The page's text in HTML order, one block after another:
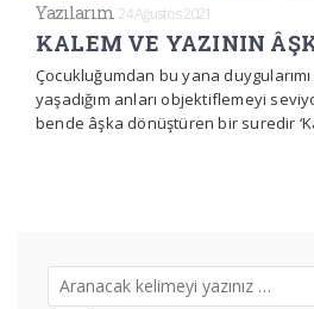
Yazılarım 24 Ağustos 2021
KALEM VE YAZININ
Çocukluğumdan bu yana
yaşadığım anları objektiflemeyi
bende âşka dönüştüren bir suredir